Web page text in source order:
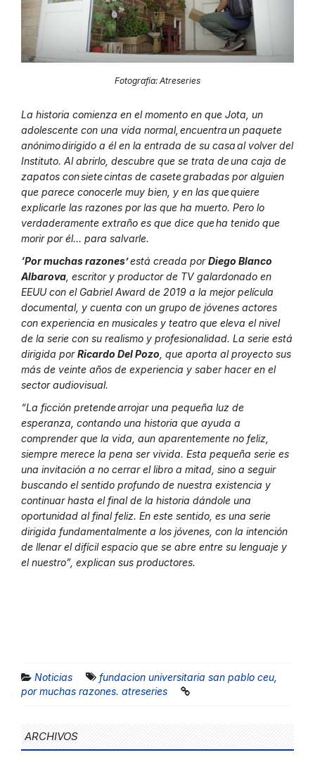
Fotografía: Atreseries
La historia comienza en el momento en que Jota, un
adolescente con una vida normal, encuentra un paquete
anónimo dirigido a él en la entrada de su casaal volver del
Instituto. Al abrirlo, descubre que se trata de una caja de
zapatos con siete cintas de casete grabadas por alguien
que parece conocerle muy bien, y en las que quiere
explicarle las razones por las que ha muerto. Pero lo
verdaderamente extraño es que dice que ha tenido que
morir por él… para salvarle.
‘Por muchas razones’está creada porDiego Blanco
Albarova , escritor y productor de TV galardonado en
EEUU con el GabrielAward de 2019 a la mejor película
documental, y cuenta con un grupo de jóvenes actores
con experiencia en musicales y teatro que eleva el nivel
de la serie con su realismo y profesionalidad. La serie está
dirigida porRicardo Del Pozo , que aporta al proyecto sus
más de veinte años de experiencia y saber hacer en el
sector audiovisual.
“La ficción pretende arrojar una pequeña luz de
esperanza, contando una historia que ayuda a
comprender que la vida, aun aparentemente no feliz,
siempre merece la pena ser vivida. Esta pequeña serie es
una invitación a no cerrar el libro a mitad, sino a seguir
buscando el sentido profundo de nuestra existencia y
continuar hasta el final de la historia dándole una
oportunidad al final feliz. En este sentido, es una serie
dirigida fundamentalmente a los jóvenes, con la intención
de llenar el difícil espacio que se abre entre su lenguaje y
el nuestro”, explican sus productores.
Noticias fundacion universitaria san pablo ceu
por muchas razones. atreseries
ARCHIVOS